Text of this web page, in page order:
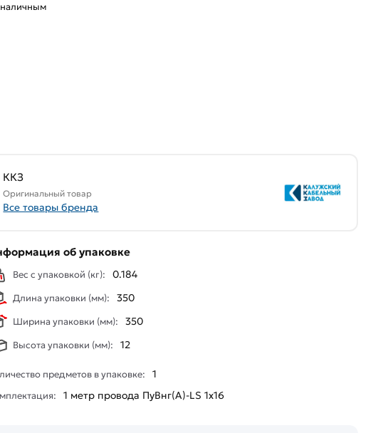
ККЗ
Оригинальный товар
Все товары бренда
об упаковке
Вес с упаковкой (кг): 0.184
Длина упаковки (мм): 350
Ширина упаковки (мм): 350
Высота упаковки (мм): 12
предметов в упаковке: 1
1 мeтр провода ПуВнг(А)-LS 1х16